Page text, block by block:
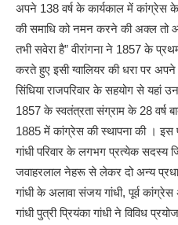
अपने 138 वर्ष के कार्यकाल में कांग्रेस के
की समाधि को नमन करने की अक्ल तो
तभी सवेरा है” वीरांगना ने 1857 के
करते हुए इसी ग्वालियर की धरा पर
सिंधिया राजपरिवार के सहयोग से यहां
1857 के स्वतंत्रता संग्राम के 28
1885 में कांग्रेस की स्थापना की । इस
गांधी परिवार के लगभग प्रत्येक सदस्य
जवाहरलाल नेहरू से लेकर दो अन्य
गांधी के अलावा संजय गांधी, पूर्व कांग्रेस
गांधी पुत्री प्रियंका गांधी ने विविध